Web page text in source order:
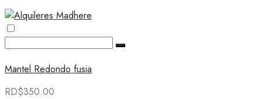
Mantel Redondo fusia
RD$350.00